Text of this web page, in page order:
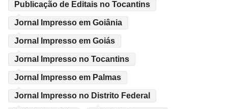
Publicação de Editais no Tocantins
Jornal Impresso em Goiânia
Jornal Impresso em Goiás
Jornal Impresso no Tocantins
Jornal Impresso em Palmas
Jornal Impresso no Distrito Federal